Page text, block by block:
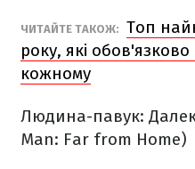
ЧИТАЙТЕ ТАКОЖ: Топ
року, які
кожному
Людина-павук:
Man: Far from Home)